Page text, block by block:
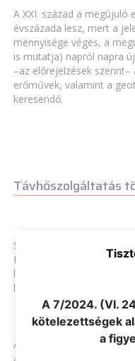
A XXI. század a megújuló
évszázada lesz, mert a
mennyisége véges, a
is mutatja) napról napra
–az előrejelzések
erőművek, valamint a
keresendő.
Távhőszolgáltatás
Szeged város területén
Fejlődését a tömeges
legdinamikusabban
lakások száma.
Amíg 1972-ben 3.352
A 7/2024. (VI.
kötelezettségek
a